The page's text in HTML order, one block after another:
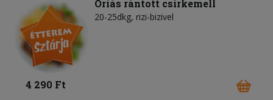
Óriás rántott csirkemell
20-25dkg, rizi-bizivel
4 290 Ft